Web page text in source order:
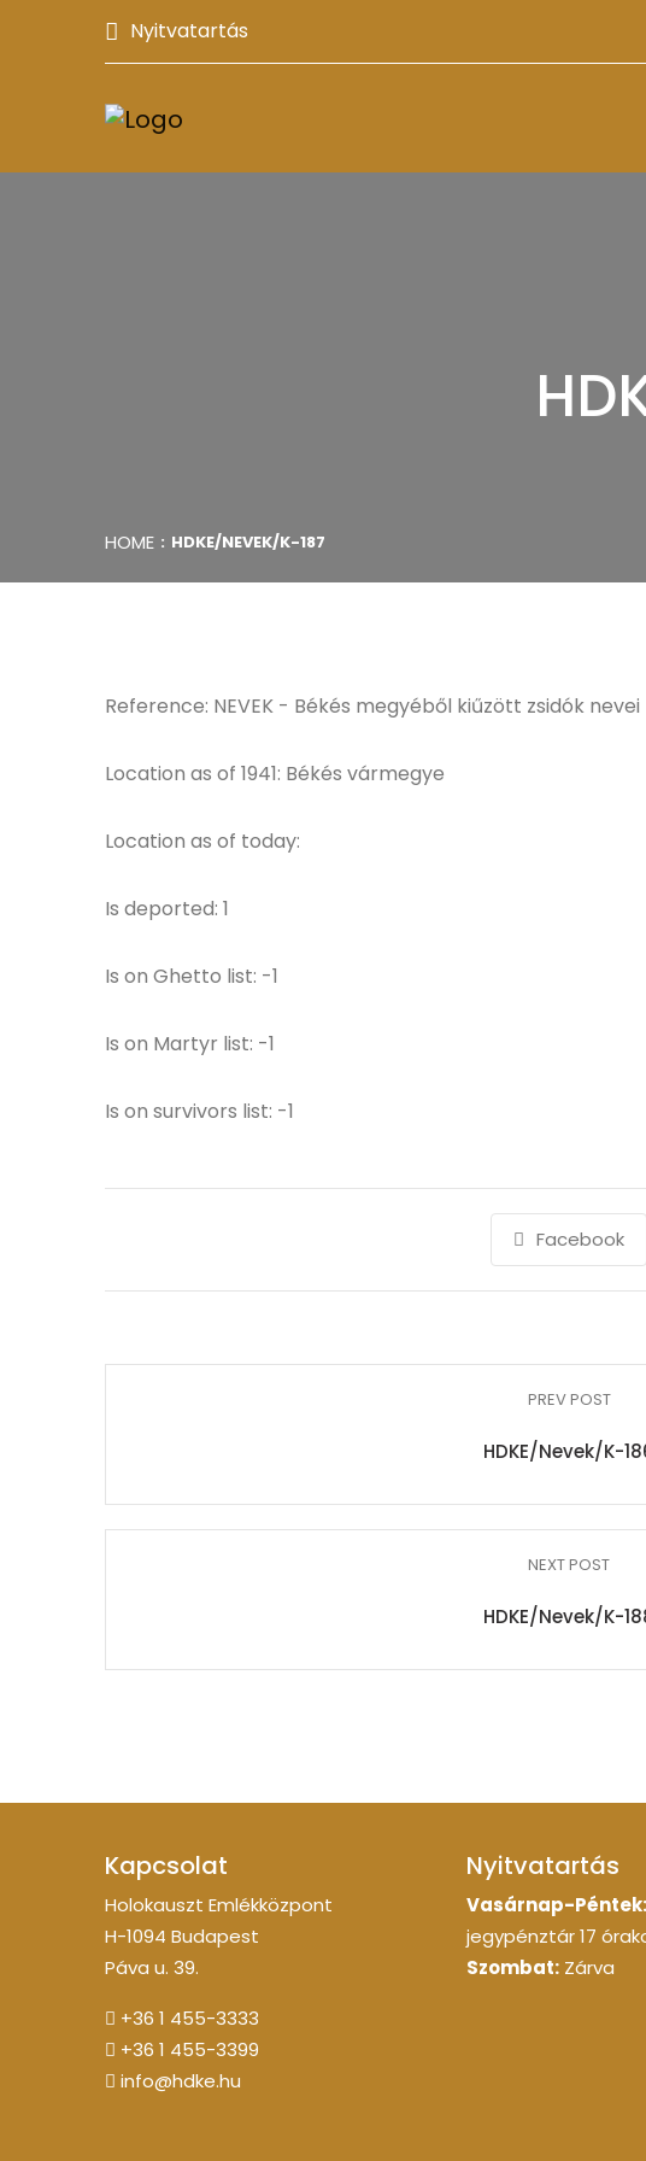
Nyitvatartás
HOME HDKE/NEVEK/K-187
Reference: NEVEK - Békés megyéből kiűzött zsidók nevei
Location as of 1941: Békés vármegye
Location as of today:
Is deported: 1
Is on Ghetto list: -1
Is on Martyr list: -1
Is on survivors list: -1
Facebook
PREV POST
HDKE/Nevek/K-
NEXT POST
HDKE/Nevek/K-
Kapcsolat
Holokauszt Emlékközpont
H-1094 Budapest
Páva u. 39.
+36 1 455-3333
+36 1 455-3399
info@hdke.hu
Nyitvatartás
Vasárnap-Péntek:
jegypénztár 17
Szombat: Zárva